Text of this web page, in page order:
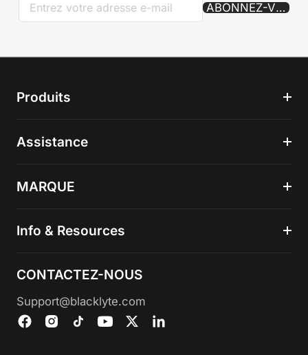
ABONNEZ-VOUS
Produits
Assistance
MARQUE
Info & Resources
CONTACTEZ-NOUS
Support@blacklyte.com